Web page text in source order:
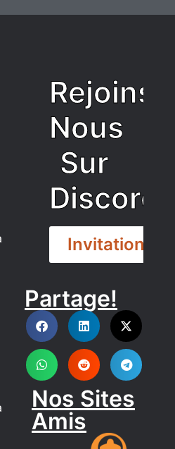
Rejoins
Nous
Sur
Discord
Invitation
DISCORD
Partage!
Nos Sites
Amis